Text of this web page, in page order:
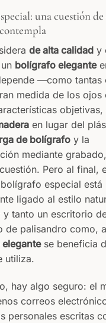
una cuestión
de alta calidad y
bolígrafo elegante
—como tantas
medida de los ojos
en lugar del
de bolígrafo y la
mediante
Pero al final,
especial está
ligado al estilo
tanto un escritorio
de palisandro como,
se beneficia
utiliza.
hay algo seguro: el
correos
personales escritas